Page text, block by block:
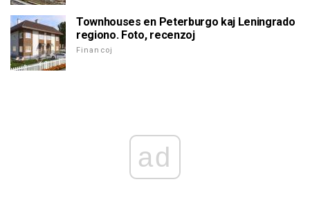
Townhouses en Peterburgo kaj Leningrado
regiono. Foto, recenzoj
Financoj
ad